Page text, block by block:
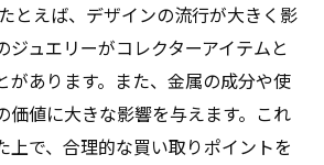
とえば、デザインの流行が大きく影
ジュエリーがコレクターアイテムと
があります。また、金属の成分や使
価値に大きな影響を与えます。これ
上で、合理的な買い取りポイントを